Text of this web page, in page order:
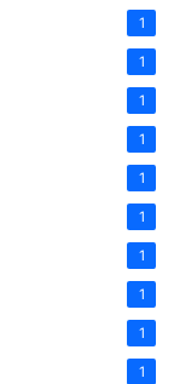
1
1
1
1
1
1
1
1
1
1